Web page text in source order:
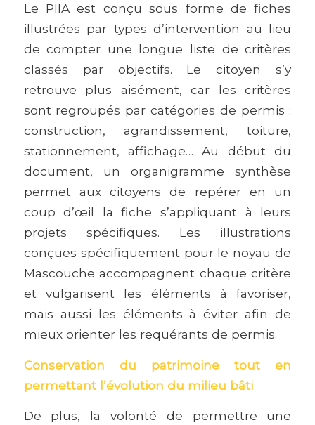
Le PIIA est conçu sous forme de fiches
illustrées par types d’intervention au lieu
de compter une longue liste de critères
classés par objectifs. Le citoyen s’y
retrouve plus aisément, car les critères
sont regroupés par catégories de permis :
construction, agrandissement, toiture,
stationnement, affichage… Au début du
document, un organigramme synthèse
permet aux citoyens de repérer en un
coup d’œil la fiche s’appliquant à leurs
projets spécifiques. Les illustrations
conçues spécifiquement pour le noyau de
Mascouche accompagnent chaque critère
et vulgarisent les éléments à favoriser,
mais aussi les éléments à éviter afin de
mieux orienter les requérants de permis.
Conservation du patrimoine tout en
permettant l’évolution du milieu bâti
De plus, la volonté de permettre une